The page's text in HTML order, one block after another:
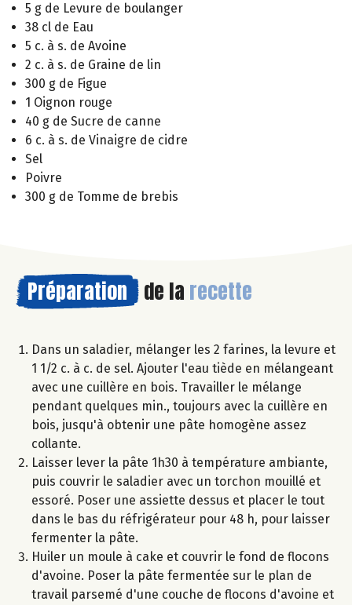
5 g de Levure de boulanger
38 cl de Eau
5 c. à s. de Avoine
2 c. à s. de Graine de lin
300 g de Figue
1 Oignon rouge
40 g de Sucre de canne
6 c. à s. de Vinaigre de cidre
Sel
Poivre
300 g de Tomme de brebis
Préparation de la recette
Dans un saladier, mélanger les 2 farines, la levure et
1 1/2 c. à c. de sel. Ajouter l'eau tiède en mélangeant
avec une cuillère en bois. Travailler le mélange
pendant quelques min., toujours avec la cuillère en
bois, jusqu'à obtenir une pâte homogène assez
collante.
Laisser lever la pâte 1h30 à température ambiante,
puis couvrir le saladier avec un torchon mouillé et
essoré. Poser une assiette dessus et placer le tout
dans le bas du réfrigérateur pour 48 h, pour laisser
fermenter la pâte.
Huiler un moule à cake et couvrir le fond de flocons
d'avoine. Poser la pâte fermentée sur le plan de
travail parsemé d'une couche de flocons d'avoine et